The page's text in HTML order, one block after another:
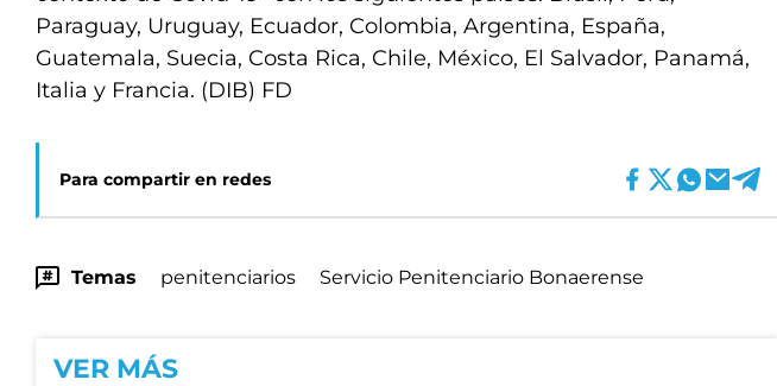
Paraguay, Uruguay, Ecuador, Colombia, Argentina, España,
Guatemala, Suecia, Costa Rica, Chile, México, El Salvador, Panamá,
Italia y Francia. (DIB) FD
Para compartir en redes
Temas penitenciarios Servicio Penitenciario Bonaerense
VER MÁS